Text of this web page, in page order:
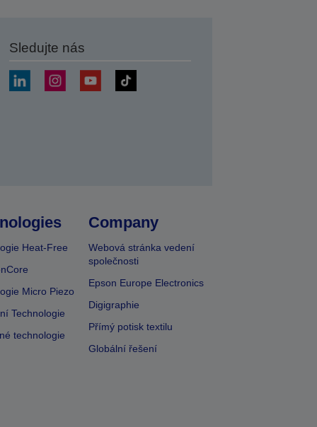
Sledujte nás
Heat-Free
Micro Piezo
Technologie
technologie
Company
Webová stránka vedení
společnosti
Epson Europe Electronics
Digigraphie
Přímý potisk textilu
Globální řešení